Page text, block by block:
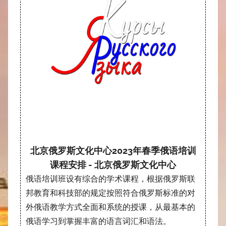
北京俄罗斯文化中心2023年春季俄语培训
课程安排 - 北京俄罗斯文化中心
俄语培训班设有综合的学术课程，根据俄罗斯联
邦教育和科技部的规定按照符合俄罗斯标准的对
外俄语教学方式全面和系统的授课，从最基本的
俄语学习到掌握丰富的语言词汇和语法。